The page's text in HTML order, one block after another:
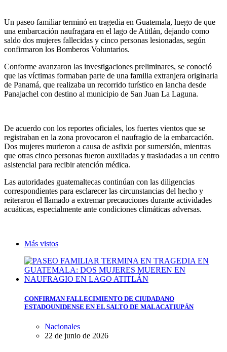
Un paseo familiar terminó en tragedia en Guatemala, luego de que
una embarcación naufragara en el lago de Atitlán, dejando como
saldo dos mujeres fallecidas y cinco personas lesionadas, según
confirmaron los Bomberos Voluntarios.
Conforme avanzaron las investigaciones preliminares, se conoció
que las víctimas formaban parte de una familia extranjera originaria
de Panamá, que realizaba un recorrido turístico en lancha desde
Panajachel con destino al municipio de San Juan La Laguna.
De acuerdo con los reportes oficiales, los fuertes vientos que se
registraban en la zona provocaron el naufragio de la embarcación.
Dos mujeres murieron a causa de asfixia por sumersión, mientras
que otras cinco personas fueron auxiliadas y trasladadas a un centro
asistencial para recibir atención médica.
Las autoridades guatemaltecas continúan con las diligencias
correspondientes para esclarecer las circunstancias del hecho y
reiteraron el llamado a extremar precauciones durante actividades
acuáticas, especialmente ante condiciones climáticas adversas.
Más vistos
CONFIRMAN FALLECIMIENTO DE CIUDADANO
ESTADOUNIDENSE EN EL SALTO DE MALACATIUPÁN
Nacionales
22 de junio de 2026